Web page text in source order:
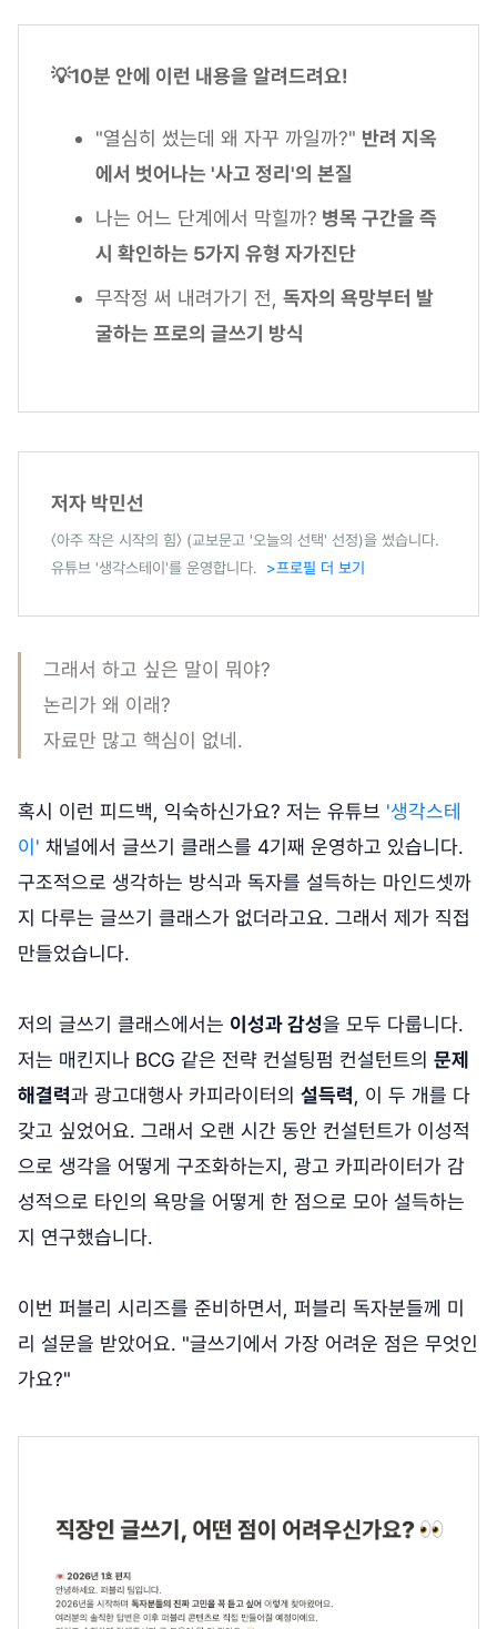
💡10분 안에 이런 내용을 알려드려요!
"열심히 썼는데 왜 자꾸 까일까?" 반려 지옥
에서 벗어나는 '사고 정리'의 본질
나는 어느 단계에서 막힐까? 병목 구간을 즉
시 확인하는 5가지 유형 자가진단
무작정 써 내려가기 전, 독자의 욕망부터 발
굴하는 프로의 글쓰기 방식
저자 박민선
〈아주 작은 시작의 힘〉 (교보문고 '오늘의 선택' 선정)을 썼습니다.
유튜브 '생각스테이'를 운영합니다. >프로필 더 보기
그래서 하고 싶은 말이 뭐야?
논리가 왜 이래?
자료만 많고 핵심이 없네.
혹시 이런 피드백, 익숙하신가요? 저는 유튜브 '생각스테
이' 채널에서 글쓰기 클래스를 4기째 운영하고 있습니다.
구조적으로 생각하는 방식과 독자를 설득하는 마인드셋까
지 다루는 글쓰기 클래스가 없더라고요. 그래서 제가 직접
만들었습니다.
저의 글쓰기 클래스에서는 이성과 감성을 모두 다룹니다.
저는 매킨지나 BCG 같은 전략 컨설팅펌 컨설턴트의 문제
해결력과 광고대행사 카피라이터의 설득력, 이 두 개를 다
갖고 싶었어요. 그래서 오랜 시간 동안 컨설턴트가 이성적
으로 생각을 어떻게 구조화하는지, 광고 카피라이터가 감
성적으로 타인의 욕망을 어떻게 한 점으로 모아 설득하는
지 연구했습니다.
이번 퍼블리 시리즈를 준비하면서, 퍼블리 독자분들께 미
리 설문을 받았어요. "글쓰기에서 가장 어려운 점은 무엇인
가요?"